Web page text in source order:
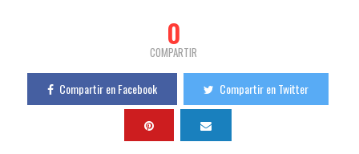
0
COMPARTIR
Compartir en Facebook Compartir en Twitter